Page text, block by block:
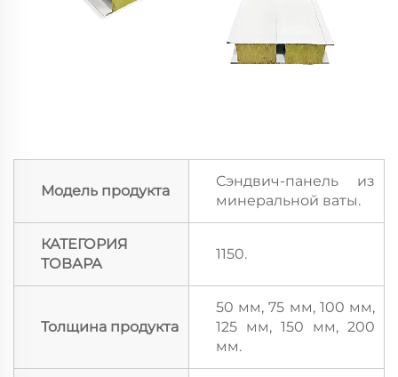
Модель продукта
Сэндвич-панель из
минеральной ваты.
КАТЕГОРИЯ
ТОВАРА
1150.
Толщина продукта
50 мм, 75 мм, 100 мм,
125 мм, 150 мм, 200
мм.